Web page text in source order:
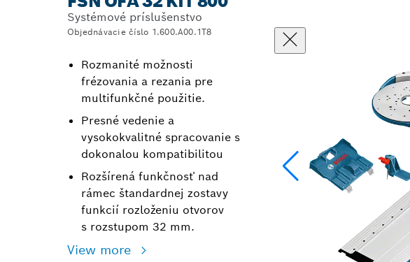
Systémové príslušenstvo
Objednávacie číslo 1.600.A00.1T8
Rozmanité možnosti
frézovania a rezania pre
multifunkčné použitie.
Presné vedenie a
vysokokvalitné spracovanie s
dokonalou kompatibilitou
Rozšírená funkčnosť nad
rámec štandardnej zostavy
funkcií rozloženiu otvorov
s rozstupom 32 mm.
View more